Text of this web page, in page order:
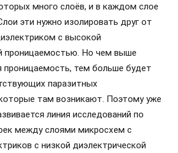
много слоёв, и в каждом слое
эти нужно изолировать друг от
с высокой
проницаемостью. Но чем выше
проницаемость, тем больше будет
паразитных
там возникают. Поэтому уже
линия исследований по
между слоями микросхем с
с низкой диэлектрической